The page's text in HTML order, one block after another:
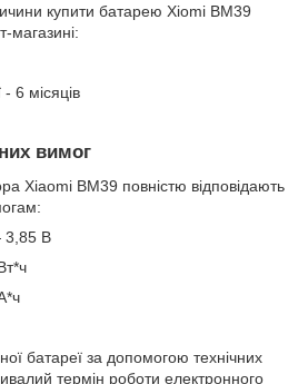
купити батарею Xiomi BM39
магазині:
- 6 місяців
вимог
Xiaomi BM39 повністю відповідають
3,85 В
батареї за допомогою технічних
термін роботи електронного